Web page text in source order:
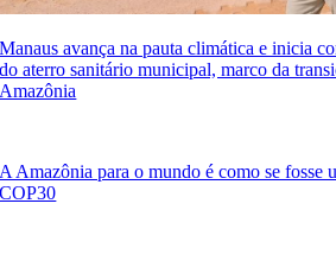
Manaus avança na pauta climática e inicia
do aterro sanitário municipal, marco da
Amazônia
A Amazônia para o mundo é como se fosse
COP30